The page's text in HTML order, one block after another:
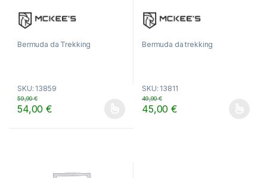
o
u
t
5
Bermuda da Trekking
SKU: 13859
54,00€
59,90€
Questo prodotto ha più varianti. Le opzioni possono essere
o
u
t
5
Bermuda da trekking
SKU: 13811
45,00€
49,90€
Questo prodotto ha più